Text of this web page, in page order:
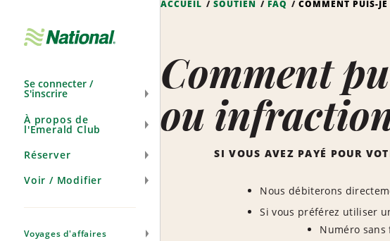
navigation
Se connecter /
S'inscrire
À propos de
l'Emerald Club
Réserver
Voir / Modifier
Voyages d'affaires
ACCUEIL SOUTIEN FAQ COMMENT PUIS-
Comment
ou
SI VOUS AVEZ PAYÉ POUR
Nous débiterons
Si vous préférez utiliser
Numéro sans